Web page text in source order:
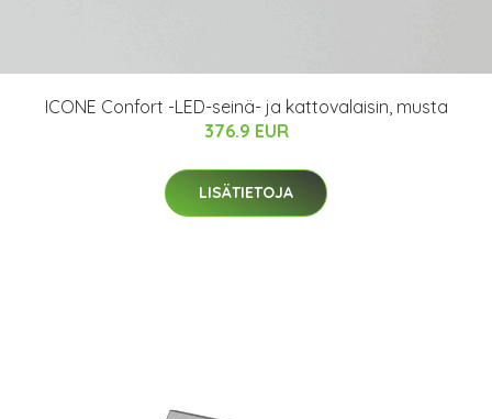
ICONE Confort -LED-seinä- ja kattovalaisin, musta
376.9 EUR
LISÄTIETOJA